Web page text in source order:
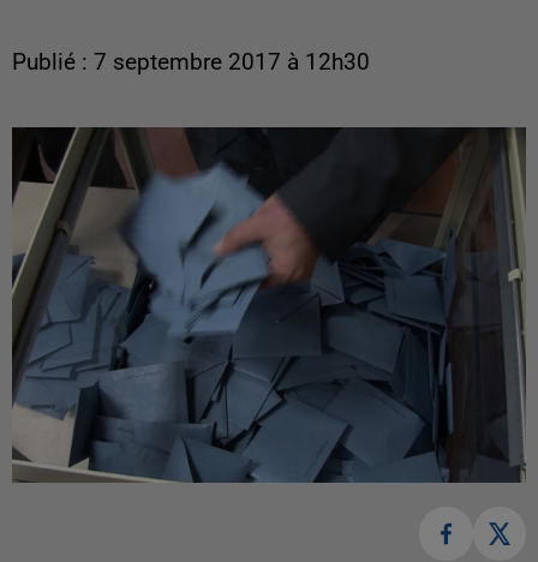
Publié : 7 septembre 2017 à 12h30